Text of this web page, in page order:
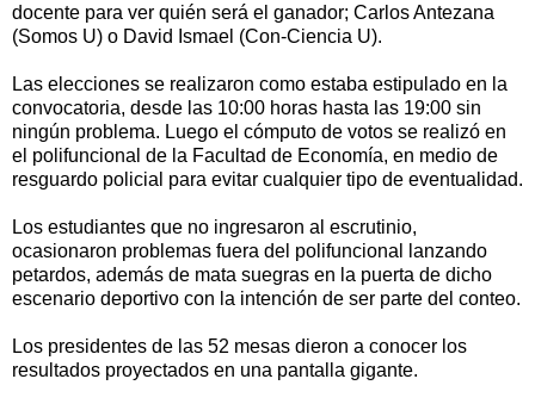
docente para ver quién será el ganador; Carlos Antezana
(Somos U) o David Ismael (Con-Ciencia U).
Las elecciones se realizaron como estaba estipulado en la
convocatoria, desde las 10:00 horas hasta las 19:00 sin
ningún problema. Luego el cómputo de votos se realizó en
el polifuncional de la Facultad de Economía, en medio de
resguardo policial para evitar cualquier tipo de eventualidad.
Los estudiantes que no ingresaron al escrutinio,
ocasionaron problemas fuera del polifuncional lanzando
petardos, además de mata suegras en la puerta de dicho
escenario deportivo con la intención de ser parte del conteo.
Los presidentes de las 52 mesas dieron a conocer los
resultados proyectados en una pantalla gigante.